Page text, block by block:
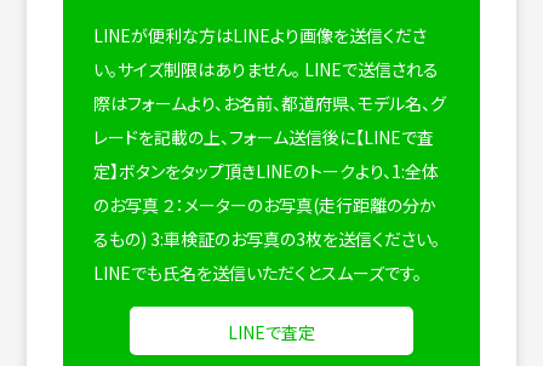
LINEが便利な方はLINEより画像を送信くださ
い。サイズ制限はありません。 LINEで送信される
際はフォームより、お名前、都道府県、モデル名、グ
レードを記載の上、フォーム送信後に【LINEで査
定】ボタンをタップ頂きLINEのトークより、1:全体
のお写真 ２：メーターのお写真(走行距離の分か
るもの) 3:車検証のお写真の3枚を送信ください。
LINEでも氏名を送信いただくとスムーズです。
LINEで査定